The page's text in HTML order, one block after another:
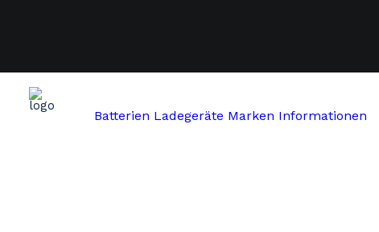
Batterien Ladegeräte Marken Informationen